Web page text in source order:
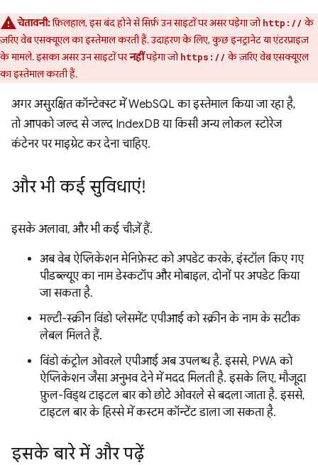
चेतावनी:फ़िलहाल, इस बंद होने से सिर्फ़ उन साइटों पर असर पड़ेगा जोhttp://के
ज़रिए वेब एसक्यूएल का इस्तेमाल करती हैं. उदाहरण के लिए, कुछ इनट्रानेट या एंटरप्राइज़
के मामले. इसका असर उन साइटों परनहींपड़ेगा जोhttps://के ज़रिए वेब एसक्यूएल
का इस्तेमाल करती हैं.
अगर असुरक्षित कॉन्टेक्स्ट में WebSQL का इस्तेमाल किया जा रहा है,
तो आपको जल्द से जल्द IndexDB या किसी अन्य लोकल स्टोरेज
कंटेनर पर माइग्रेट कर देना चाहिए.
और भी कई सुविधाएं!
इसके अलावा, और भी कई चीज़ें हैं.
अब वेब ऐप्लिकेशन मेनिफ़ेस्ट को अपडेट करके, इंस्टॉल किए गए
पीडब्ल्यूए का नाम डेस्कटॉप और मोबाइल, दोनों पर अपडेट किया
जा सकता है.
मल्टी-स्क्रीन विंडो प्लेसमेंट एपीआई को स्क्रीन के नाम के सटीक
लेबल मिलते हैं.
विंडो कंट्रोल ओवरले एपीआई अब उपलब्ध है. इससे, PWA को
ऐप्लिकेशन जैसा अनुभव देने में मदद मिलती है. इसके लिए, मौजूदा
फ़ुल-विड्थ टाइटल बार को छोटे ओवरले से बदला जाता है. इससे,
टाइटल बार के हिस्से में कस्टम कॉन्टेंट डाला जा सकता है.
इसके बारे में और पढ़ें